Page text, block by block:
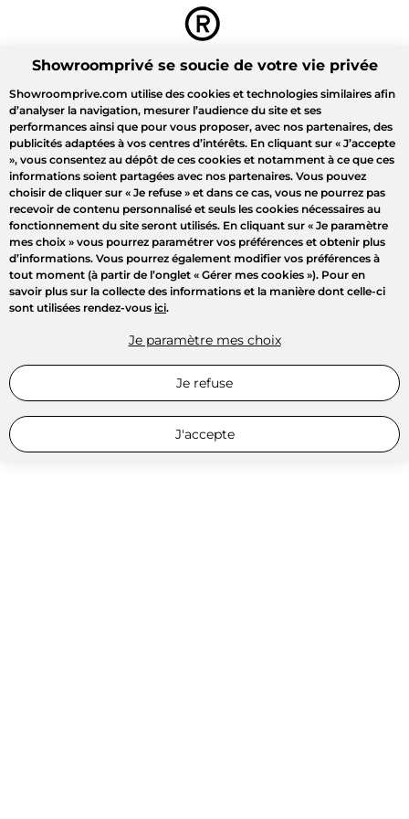
Showroomprivé se soucie de votre vie privée
Showroomprive.com utilise des cookies et technologies similaires afin
d’analyser la navigation, mesurer l’audience du site et ses
performances ainsi que pour vous proposer, avec nos partenaires, des
publicités adaptées à vos centres d’intérêts. En cliquant sur « J’accepte
», vous consentez au dépôt de ces cookies et notamment à ce que ces
informations soient partagées avec nos partenaires. Vous pouvez
choisir de cliquer sur « Je refuse » et dans ce cas, vous ne pourrez pas
recevoir de contenu personnalisé et seuls les cookies nécessaires au
fonctionnement du site seront utilisés. En cliquant sur « Je paramètre
mes choix » vous pourrez paramétrer vos préférences et obtenir plus
d’informations. Vous pourrez également modifier vos préférences à
tout moment (à partir de l’onglet « Gérer mes cookies »). Pour en
savoir plus sur la collecte des informations et la manière dont celle-ci
sont utilisées rendez-vous ici.
Je paramètre mes choix
Je refuse
J'accepte